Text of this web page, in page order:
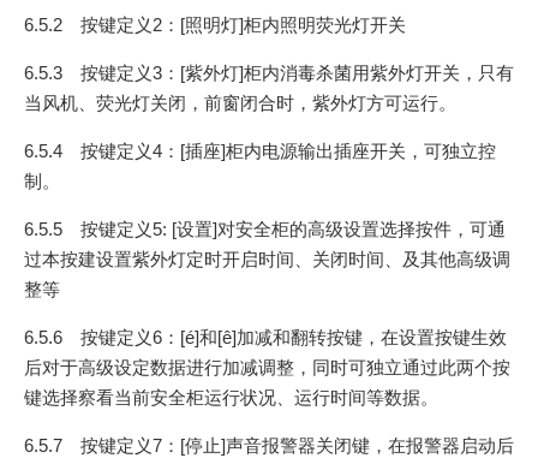
6.5.2 按键定义2：[照明灯]柜内照明荧光灯开关
6.5.3 按键定义3：[紫外灯]柜内消毒杀菌用紫外灯开关，只有
当风机、荧光灯关闭，前窗闭合时，紫外灯方可运行。
6.5.4 按键定义4：[插座]柜内电源输出插座开关，可独立控
制。
6.5.5 按键定义5: [设置]对安全柜的高级设置选择按件，可通
过本按建设置紫外灯定时开启时间、关闭时间、及其他高级调
整等
6.5.6 按键定义6：[é]和[ê]加减和翻转按键，在设置按键生效
后对于高级设定数据进行加减调整，同时可独立通过此两个按
键选择察看当前安全柜运行状况、运行时间等数据。
6.5.7 按键定义7：[停止]声音报警器关闭键，在报警器启动后